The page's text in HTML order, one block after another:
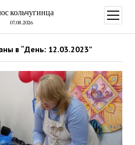
кольчугинца
07.08.2026
меню
в “День: 12.03.2023”